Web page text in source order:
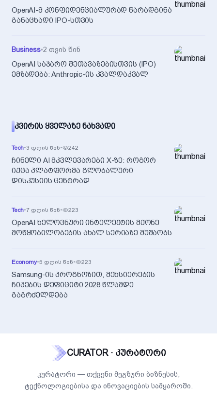
OpenAI-მ კონფიდენციალურად წარადგინა
განაცხადი IPO-სთვის
Business•2 თვის წინ
OpenAI საჯარო შეთავაზებისთვის (IPO)
ემზადება: Anthropic-ის კვალდაკვალ
ᲙᲕᲘᲠᲘᲡ ᲧᲕᲔᲚᲐᲖᲔ ᲜᲐᲮᲕᲐᲓᲘ
Tech•3 დღის წინ• 242
ჩინელი AI მკვლევარები X-ზე: როგორ
იქცა პლატფორმა გლობალური
დისკუსიის ცენტრად
Tech•7 დღის წინ• 223
OpenAI ხელოვნური ინტელექტის მქონე
მოწყობილობების ახალ სერიაზე მუშაობს
Economy•5 დღის წინ• 223
Samsung-ის პროგნოზით, მეხსიერების
ჩიპების დეფიციტი 2028 წლამდე
გაგრძელდება
CURATOR · კურატორი
კურატორი — თქვენი მეგზური ბიზნესის,
ტექნოლოგიებისა და ინოვაციების სამყაროში.